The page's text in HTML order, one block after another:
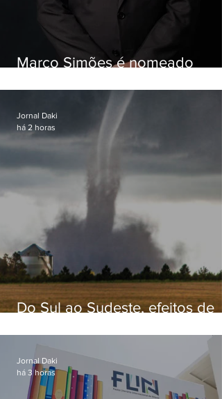
Marco Simões é nomeado
Do Sul ao Sudeste, efeitos de
apreensão na população
Jornal Daki
há 2 horas
Jornal Daki
há 3 horas